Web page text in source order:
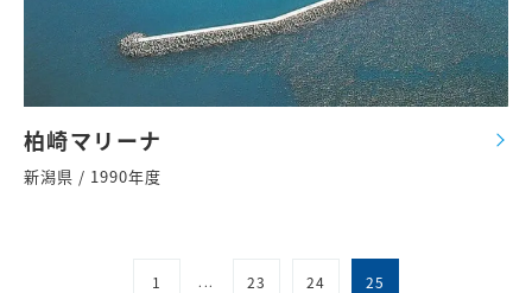
柏崎マリーナ
新潟県 / 1990年度
1 ... 23 24 25